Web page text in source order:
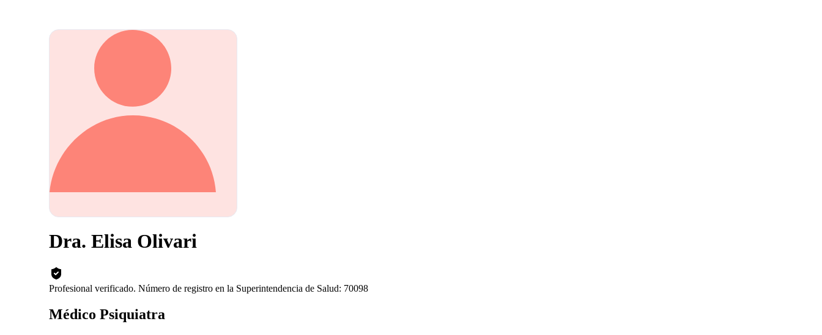
Dra. Elisa Olivari
Profesional verificado. Número de registro en la Superintendencia de Salud: 70098
Médico Psiquiatra